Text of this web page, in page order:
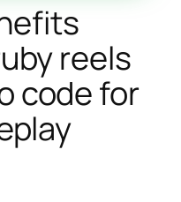
reels
code for